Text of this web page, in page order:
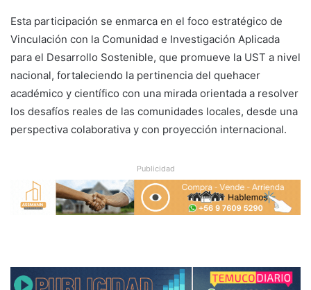
Esta participación se enmarca en el foco estratégico de
Vinculación con la Comunidad e Investigación Aplicada
para el Desarrollo Sostenible, que promueve la UST a nivel
nacional, fortaleciendo la pertinencia del quehacer
académico y científico con una mirada orientada a resolver
los desafíos reales de las comunidades locales, desde una
perspectiva colaborativa y con proyección internacional.
Publicidad